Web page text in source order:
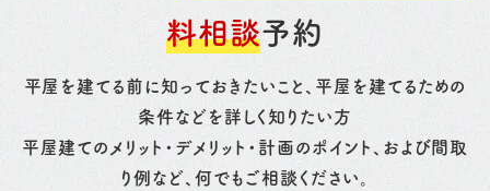
料相談予約
平屋を建てる前に知っておきたいこと、平屋を建てるための
条件などを詳しく知りたい方
平屋建てのメリット・デメリット・計画のポイント、および間取
り例など、何でもご相談ください。